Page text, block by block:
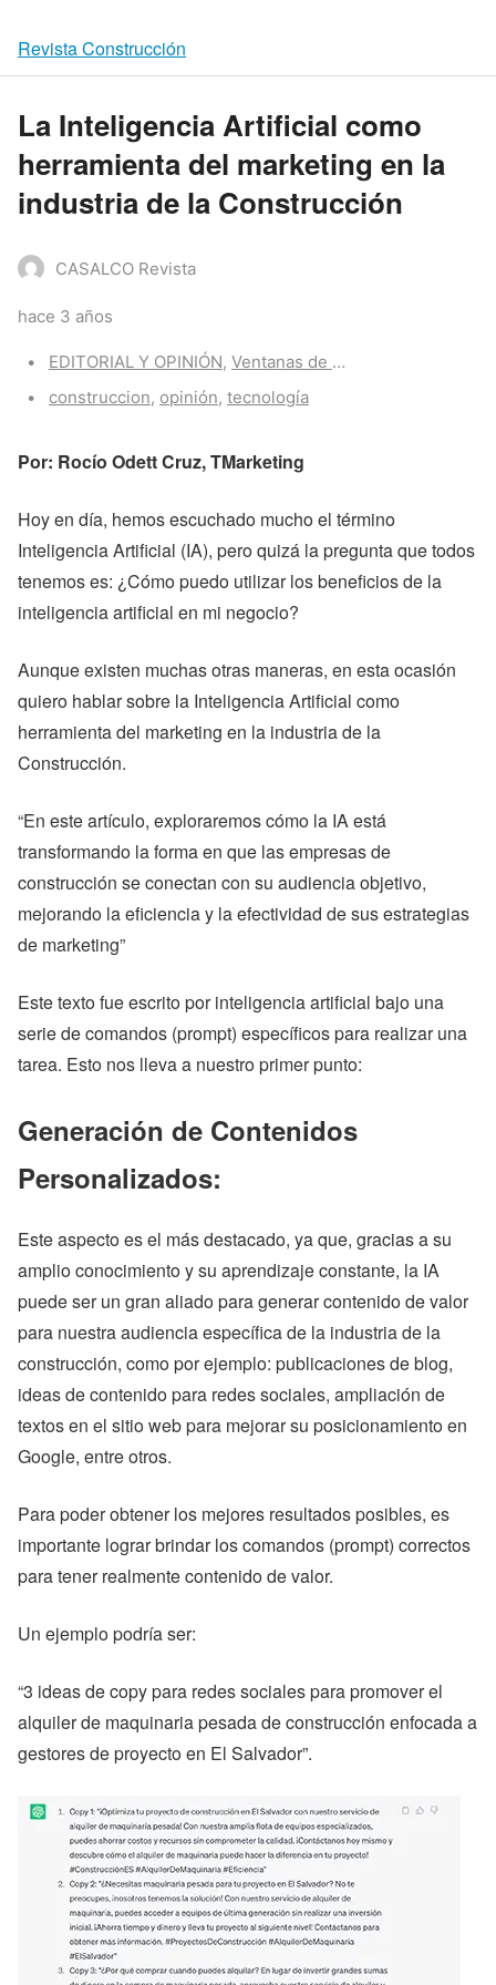
Revista Construcción
La Inteligencia Artificial como
herramienta del marketing en la
industria de la Construcción
CASALCO Revista
hace 3 años
Categories:
EDITORIAL Y OPINIÓN, Ventanas de opinión
Tags:
construccion, opinión, tecnología
Por: Rocío Odett Cruz, TMarketing
Hoy en día, hemos escuchado mucho el término
Inteligencia Artificial (IA), pero quizá la pregunta que todos
tenemos es: ¿Cómo puedo utilizar los beneficios de la
inteligencia artificial en mi negocio?
Aunque existen muchas otras maneras, en esta ocasión
quiero hablar sobre la Inteligencia Artificial como
herramienta del marketing en la industria de la
Construcción.
“En este artículo, exploraremos cómo la IA está
transformando la forma en que las empresas de
construcción se conectan con su audiencia objetivo,
mejorando la eficiencia y la efectividad de sus estrategias
de marketing”
Este texto fue escrito por inteligencia artificial bajo una
serie de comandos (prompt) específicos para realizar una
tarea. Esto nos lleva a nuestro primer punto:
Generación de Contenidos
Personalizados:
Este aspecto es el más destacado, ya que, gracias a su
amplio conocimiento y su aprendizaje constante, la IA
puede ser un gran aliado para generar contenido de valor
para nuestra audiencia específica de la industria de la
construcción, como por ejemplo: publicaciones de blog,
ideas de contenido para redes sociales, ampliación de
textos en el sitio web para mejorar su posicionamiento en
Google, entre otros.
Para poder obtener los mejores resultados posibles, es
importante lograr brindar los comandos (prompt) correctos
para tener realmente contenido de valor.
Un ejemplo podría ser:
“3 ideas de copy para redes sociales para promover el
alquiler de maquinaria pesada de construcción enfocada a
gestores de proyecto en El Salvador”.